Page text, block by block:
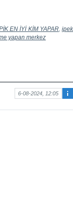
EN İYİ KİM YAPAR,ipek
yapan merkez
kal
6-08-2024, 12:05